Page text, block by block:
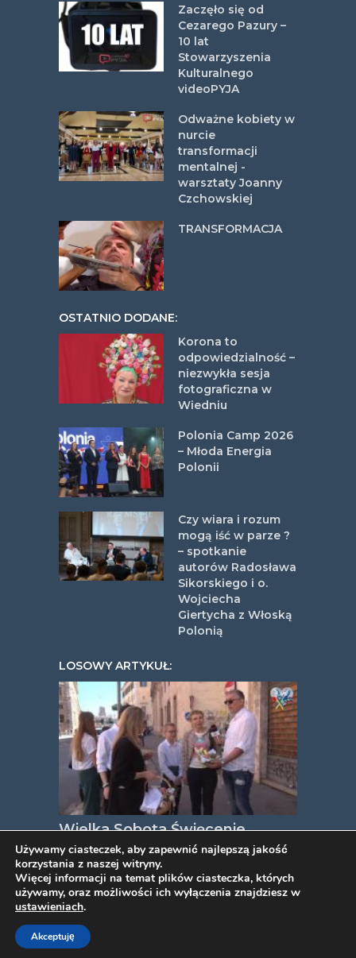
Zaczęło się od
Cezarego Pazury –
10 lat
Stowarzyszenia
Kulturalnego
videoPYJA
Odważne kobiety w
nurcie
transformacji
mentalnej -
warsztaty Joanny
Czchowskiej
TRANSFORMACJA
OSTATNIO DODANE:
Korona to
odpowiedzialność –
niezwykła sesja
fotograficzna w
Wiedniu
Polonia Camp 2026
– Młoda Energia
Polonii
Czy wiara i rozum
mogą iść w parze ?
– spotkanie
autorów Radosława
Sikorskiego i o.
Wojciecha
Giertycha z Włoską
Polonią
LOSOWY ARTYKUŁ:
Wielka Sobota Święcenie
pokarmów w kościele polskim
św. Stanisława w Rzymie
TWORZENIE STRON INTERNETOWYCH
Używamy ciasteczek, aby zapewnić najlepszą jakość
korzystania z naszej witryny.
Więcej informacji na temat plików ciasteczka, których
używamy, oraz możliwości ich wyłączenia znajdziesz w
ustawieniach.
Akceptuję